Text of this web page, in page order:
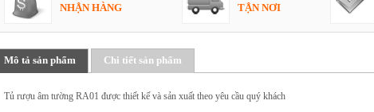
NHẬN HÀNG
TẬN NƠI
Mô tả sản phẩm Chi tiết sản phẩm
Tủ rượu âm tường RA01 được thiết kế và sản xuất theo yêu cầu quý khách